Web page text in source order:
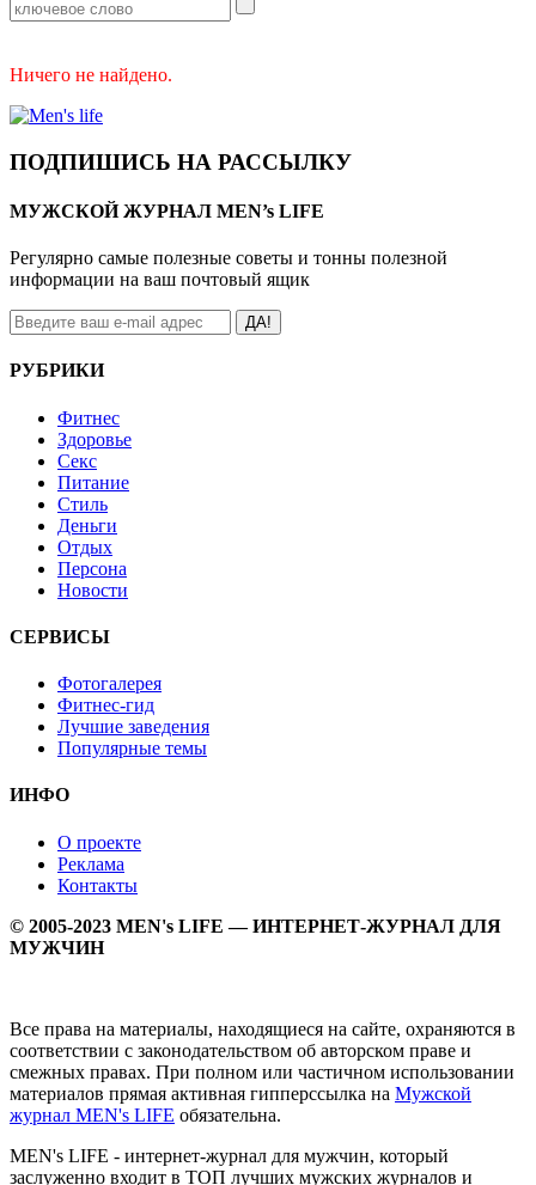
Ничего не найдено.
ПОДПИШИСЬ НА РАССЫЛКУ
МУЖСКОЙ ЖУРНАЛ MEN’s LIFE
Регулярно самые полезные советы и тонны полезной
информации на ваш почтовый ящик
ДА!
РУБРИКИ
Фитнес
Здоровье
Секс
Питание
Стиль
Деньги
Отдых
Персона
Новости
СЕРВИСЫ
Фотогалерея
Фитнес-гид
Лучшие заведения
Популярные темы
ИНФО
О проекте
Реклама
Контакты
© 2005-2023 MEN's LIFE — ИНТЕРНЕТ-ЖУРНАЛ ДЛЯ
МУЖЧИН
Все права на материалы, находящиеся на сайте, охраняются в
соответствии с законодательством об авторском праве и
смежных правах. При полном или частичном использовании
материалов прямая активная гипперссылка на Мужской
журнал MEN's LIFE обязательна.
MEN's LIFE - интернет-журнал для мужчин, который
заслуженно входит в ТОП лучших мужских журналов и